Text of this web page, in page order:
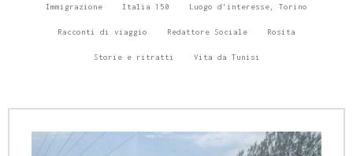
Immigrazione Italia 150 Luogo d'interesse, Torino
Racconti di viaggio Redattore Sociale Rosita
Storie e ritratti Vita da Tunisi